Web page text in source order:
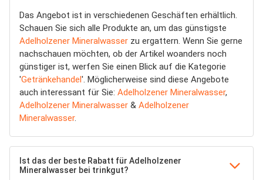
Das Angebot ist in verschiedenen Geschäften erhältlich.
Schauen Sie sich alle Produkte an, um das günstigste
Adelholzener Mineralwasser zu ergattern. Wenn Sie gerne
nachschauen möchten, ob der Artikel woanders noch
günstiger ist, werfen Sie einen Blick auf die Kategorie
'Getränkehandel'. Möglicherweise sind diese Angebote
auch interessant für Sie: Adelholzener Mineralwasser,
Adelholzener Mineralwasser & Adelholzener
Mineralwasser.
Ist das der beste Rabatt für Adelholzener
Mineralwasser bei trinkgut?